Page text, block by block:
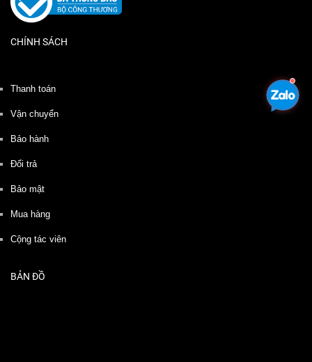
CHÍNH SÁCH
Thanh toán
Vận chuyển
Bảo hành
Đổi trả
Bảo mật
Mua hàng
Cộng tác viên
BẢN ĐỒ